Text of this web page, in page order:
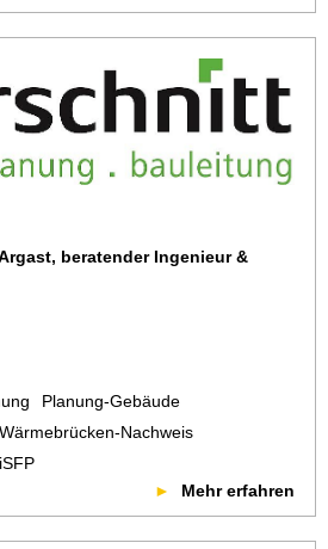
beratender Ingenieur &
Planung-Gebäude
Wärmebrücken-Nachweis
iSFP
Mehr erfahren